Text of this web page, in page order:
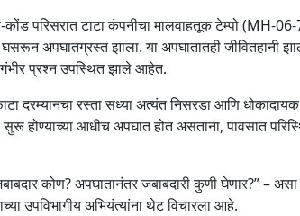
कोंड परिसरात टाटा कंपनीचा मालवाहतूक टेम्पो (MH-
अपघातग्रस्त झाला. या अपघातातही जीवितहानी
गंभीर प्रश्न उपस्थित झाले आहेत.
दरम्यानचा रस्ता सध्या अत्यंत निसरडा आणि
होण्याच्या आधीच अपघात होत असताना, पावसात
कोण? अपघातानंतर जबाबदारी कुणी घेणार?” –
उपविभागीय अभियंत्यांना थेट विचारला आहे.